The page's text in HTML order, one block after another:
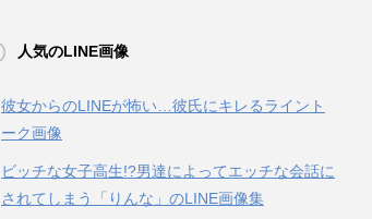
人気のLINE画像
彼女からのLINEが怖い…彼氏にキレるライント
ーク画像
ビッチな女子高生!?男達によってエッチな会話に
されてしまう「りんな」のLINE画像集